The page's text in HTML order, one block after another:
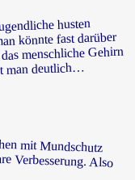
husten
könnte fast darüber
menschliche Gehirn
man deutlich…
mit Mundschutz
Verbesserung. Also